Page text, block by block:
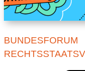
BUNDESFORUM